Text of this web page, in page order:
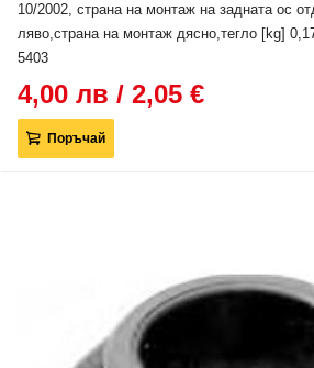
10/2002, страна на монтаж на задната ос
ляво,страна на монтаж дясно,тегло [kg]
5403
4,00 лв / 2,05 €
Поръчай